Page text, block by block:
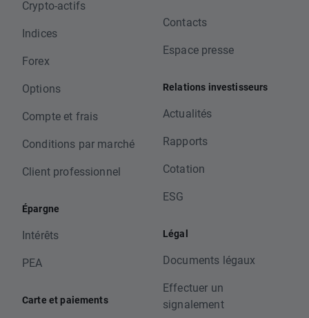
Crypto-actifs
Indices
Forex
Options
Compte et frais
Conditions par marché
Client professionnel
Épargne
Intérêts
PEA
Carte et paiements
Contacts
Espace presse
Relations investisseurs
Actualités
Rapports
Cotation
ESG
Légal
Documents légaux
Effectuer un
signalement